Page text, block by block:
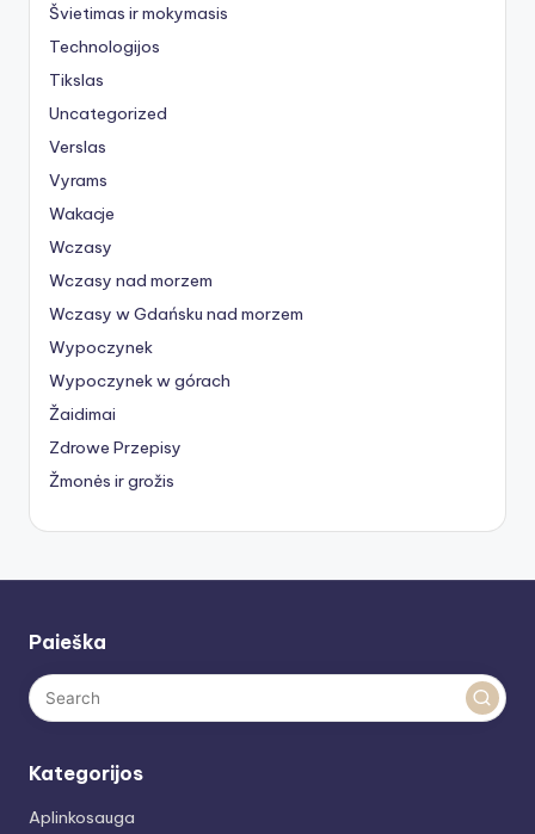
Švietimas ir mokymasis
Technologijos
Tikslas
Uncategorized
Verslas
Vyrams
Wakacje
Wczasy
Wczasy nad morzem
Wczasy w Gdańsku nad morzem
Wypoczynek
Wypoczynek w górach
Žaidimai
Zdrowe Przepisy
Žmonės ir grožis
Paieška
Kategorijos
Aplinkosauga